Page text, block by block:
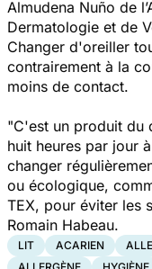
Almudena Nuño de
Dermatologie et de
Changer d'oreiller
contrairement à la
moins de contact.
"C'est un produit du
huit heures par jour
changer
ou écologique,
TEX, pour éviter les
Romain Habeau.
LIT ACARIEN